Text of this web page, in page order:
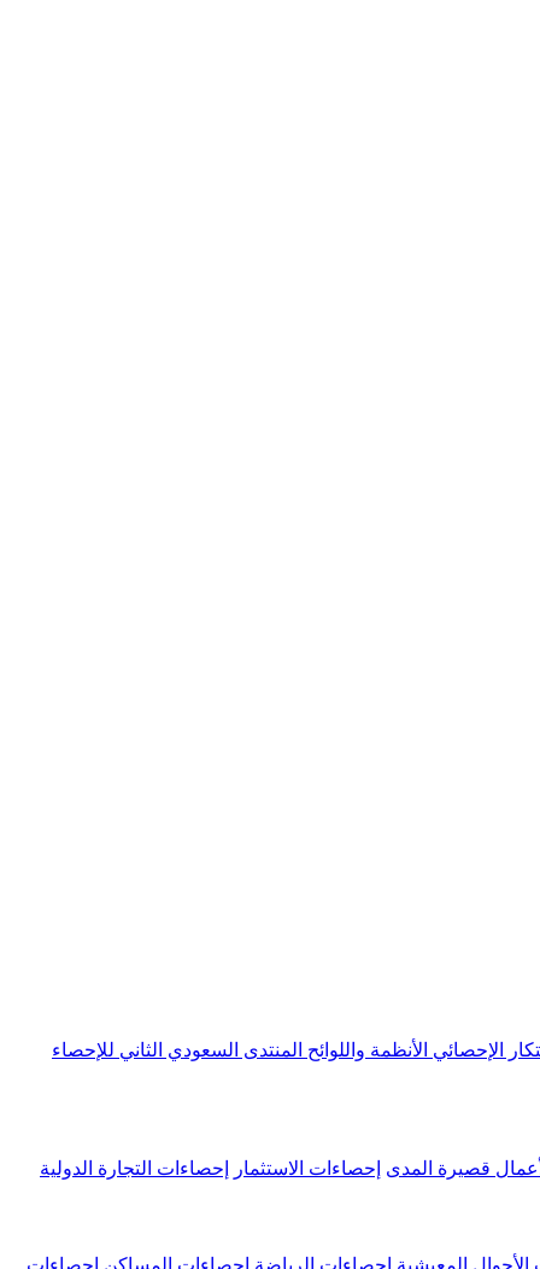
الإحصائي الأنظمة واللوائح المنتدى السعودي الثاني للإحصاء
قصيرة المدى إحصاءات الاستثمار إحصاءات التجارة الدولية
الأحوال المعيشية إحصاءات الرياضة إحصاءات المساكن إحصاءات